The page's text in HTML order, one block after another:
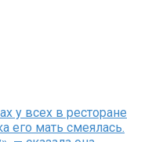
у всех в ресторане
его мать смеялась.